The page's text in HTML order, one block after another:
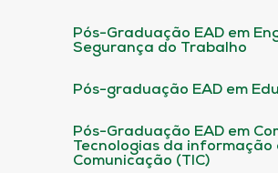
Pós-Graduação EAD em
Segurança do Trabalho
Pós-graduação EAD em
Pós-Graduação EAD em
Tecnologias da informação
Comunicação (TIC)